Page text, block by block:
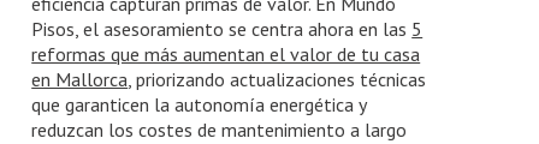
Pisos, el asesoramiento se centra ahora en las 5
reformas que más aumentan el valor de tu casa
en Mallorca , priorizando actualizaciones técnicas
que garanticen la autonomía energética y
reduzcan los costes de mantenimiento a largo